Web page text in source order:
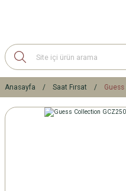
Anasayfa Saat Fırsat